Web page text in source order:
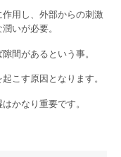
用し、外部からの刺激
いが必要。
間があるという事。
こす原因となります。
かなり重要です。